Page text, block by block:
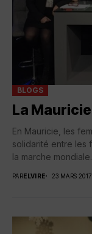
BLOGS
La
En Mauricie, les
solidarité entre les
la marche
PARELVIRE 23 MARS 2017